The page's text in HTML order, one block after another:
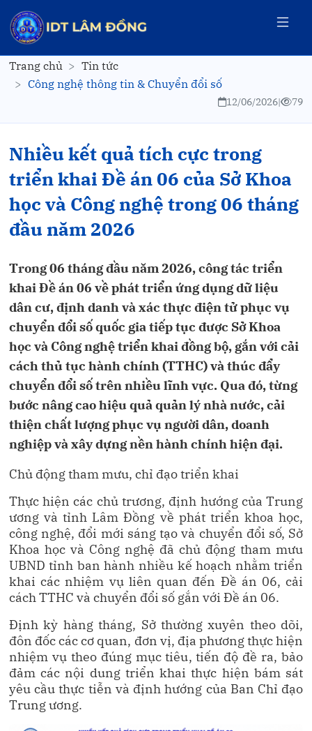
Trang chủ
Tin tức
Công nghệ thông tin & Chuyển đổi số
12/06/2026| 79
Nhiều kết quả tích cực trong
triển khai Đề án 06 của Sở Khoa
học và Công nghệ trong 06 tháng
đầu năm 2026
Trong 06 tháng đầu năm 2026, công tác triển
khai Đề án 06 về phát triển ứng dụng dữ liệu
dân cư, định danh và xác thực điện tử phục vụ
chuyển đổi số quốc gia tiếp tục được Sở Khoa
học và Công nghệ triển khai đồng bộ, gắn với cải
cách thủ tục hành chính (TTHC) và thúc đẩy
chuyển đổi số trên nhiều lĩnh vực. Qua đó, từng
bước nâng cao hiệu quả quản lý nhà nước, cải
thiện chất lượng phục vụ người dân, doanh
nghiệp và xây dựng nền hành chính hiện đại.
Chủ động tham mưu, chỉ đạo triển khai
Thực hiện các chủ trương, định hướng của Trung
ương và tỉnh Lâm Đồng về phát triển khoa học,
công nghệ, đổi mới sáng tạo và chuyển đổi số, Sở
Khoa học và Công nghệ đã chủ động tham mưu
UBND tỉnh ban hành nhiều kế hoạch nhằm triển
khai các nhiệm vụ liên quan đến Đề án 06, cải
cách TTHC và chuyển đổi số gắn với Đề án 06.
Định kỳ hàng tháng, Sở thường xuyên theo dõi,
đôn đốc các cơ quan, đơn vị, địa phương thực hiện
nhiệm vụ theo đúng mục tiêu, tiến độ đề ra, bảo
đảm các nội dung triển khai thực hiện bám sát
yêu cầu thực tiễn và định hướng của Ban Chỉ đạo
Trung ương.